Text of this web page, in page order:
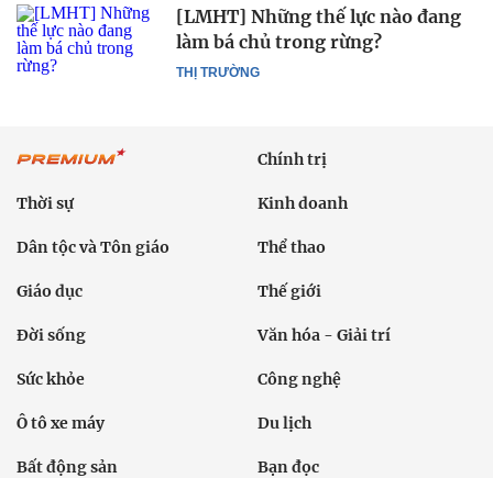
THỊ TRƯỜNG
[LMHT] Những thế lực nào đang
làm bá chủ trong rừng?
Chính trị
Thời sự Kinh doanh
Dân tộc và Tôn giáo Thể thao
Giáo dục Thế giới
Đời sống Văn hóa - Giải trí
Sức khỏe Công nghệ
Ô tô xe máy Du lịch
Bất động sản Bạn đọc